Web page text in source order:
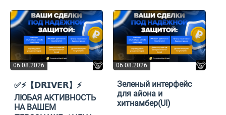
06.08.2026
✅⚡【𝗗𝗥𝗜𝗩𝗘𝗥】⚡
ЛЮБАЯ АКТИВНОСТЬ
НА ВАШЕМ
06.08.2026
Зеленый интерфейс
для айона и
хитнамбер(UI)